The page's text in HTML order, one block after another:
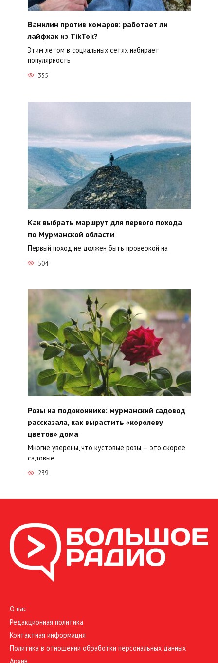
Ванилин против комаров: работает ли
лайфхак из TikTok?
Этим летом в социальных сетях набирает
популярность
355
Как выбрать маршрут для первого похода
по Мурманской области
Первый поход не должен быть проверкой на
504
Розы на подоконнике: мурманский садовод
рассказала, как вырастить «королеву
цветов» дома
Многие уверены, что кустовые розы — это скорее
садовые
239
О нас
Редакционная политика
Контактная информация
Политика в отношении обработки персональных данных
Архив